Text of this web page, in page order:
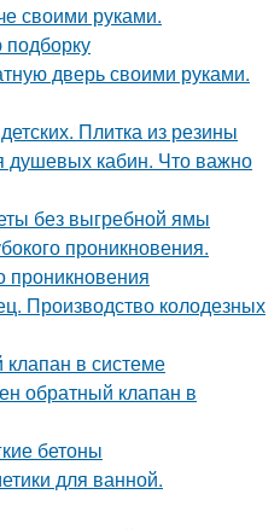
своими руками.
дверь своими руками.
Плитка из резины
душевых кабин. Что важно
без выгребной ямы
проникновения.
проникновения
Производство колодезных
в системе
обратный клапан в
бетоны
для ванной.